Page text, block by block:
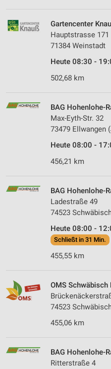
Gartencenter
Hauptstrasse 171
71384 Weinstadt
Heute 08:30 -
502,68 km
BAG Hohenlohe-
Max-Eyth-Str. 32
73479 Ellwangen
Heute 08:00 -
456,21 km
BAG Hohenlohe-
Ladestraße 49
74523
Heute 08:00 -
Schließt in 31 Min.
455,55 km
OMS
74523
455,06 km
BAG Hohenlohe-
Ritterstraße 4